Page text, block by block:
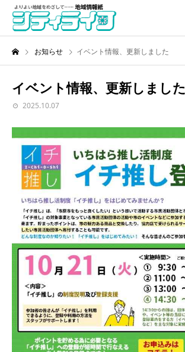
お知らせ イベント情報、更新しました
イベント情報、更新しました
2025.10.07